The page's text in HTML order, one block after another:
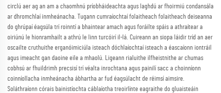
circlú aer ag an am a chaomhnú príobháideachta agus laghdú ar fhoirmiú condansála
ar dhromchlaí inmheánacha. Tugann cumraíochtaí folaitheach folaitheach deiseanna
do ghrúpaí éagsúla trí roinntí a bhaintear amach agus foráilte spáis a athraítear a
oiriúnú le hionramhailt a athrú le linn turcóirí il-lá. Cuireann an siopa láidir tríd an aer
oscailte cruthuithe erganóimiciúla isteach dóchlaíochtaí isteach a éascaíonn iontráil
agus imeacht gan daoine eile a mhaolú. Ligeann rialuithe ilfheistnithe ar chumas
cobhsú ar fhuildrimh precsisí trí véalta inrochtana agus painilí sacc a choinníonn
coinníollacha inmheánacha ábhartha ar fud éagsúlacht de réimsí aimsire.
Soláthraíonn córais bainistíochta cáblaíotha treoirlínte eagraithe do gluaisteáin